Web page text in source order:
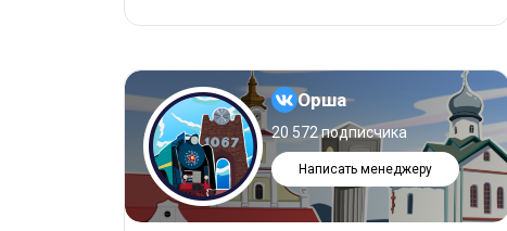
Орша
20 572 подписчика
Написать менеджеру